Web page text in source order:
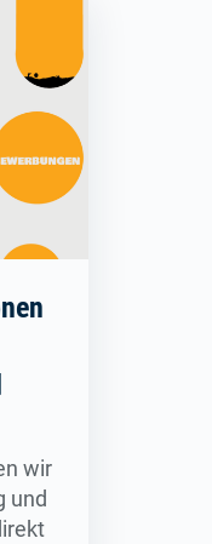
wir
und